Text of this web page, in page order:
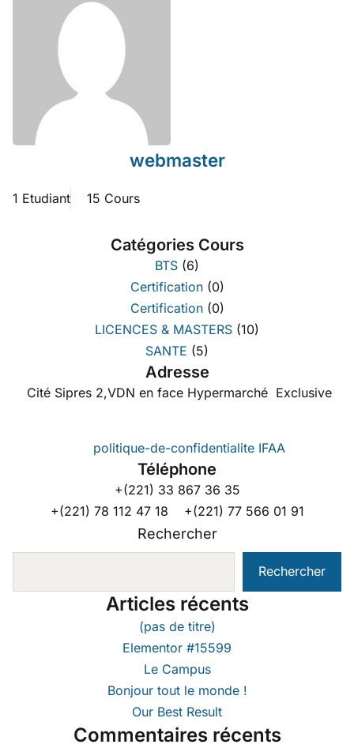
webmaster
1 Etudiant 15 Cours
Catégories Cours
BTS (6)
Certification (0)
Certification (0)
LICENCES & MASTERS (10)
SANTE (5)
Adresse
Cité Sipres 2,VDN en face Hypermarché Exclusive
politique-de-confidentialite IFAA
Téléphone
+(221) 33 867 36 35
+(221) 78 112 47 18 +(221) 77 566 01 91
Rechercher
Rechercher
Articles récents
(pas de titre)
Elementor #15599
Le Campus
Bonjour tout le monde !
Our Best Result
Commentaires récents